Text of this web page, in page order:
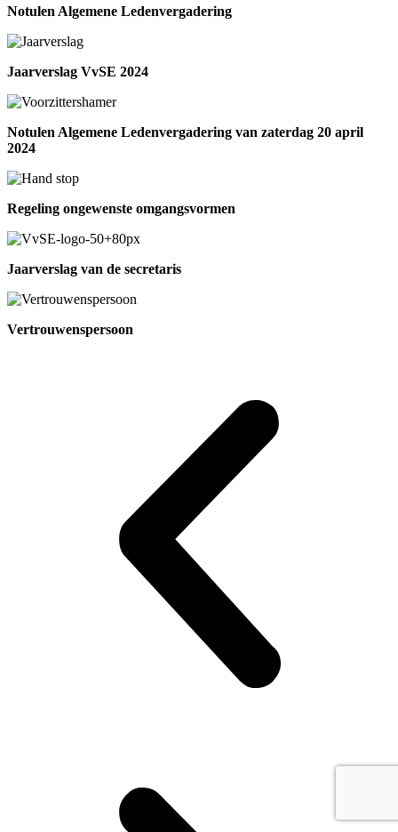
Notulen Algemene Ledenvergadering
Jaarverslag VvSE 2024
Notulen Algemene Ledenvergadering van zaterdag 20 april
2024
Regeling ongewenste omgangsvormen
Jaarverslag van de secretaris
Vertrouwenspersoon